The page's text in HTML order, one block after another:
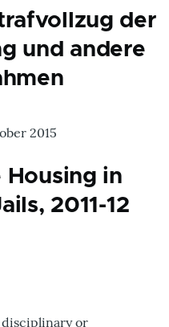
der
und andere
2015
Housing in
2011-12
disciplinary or